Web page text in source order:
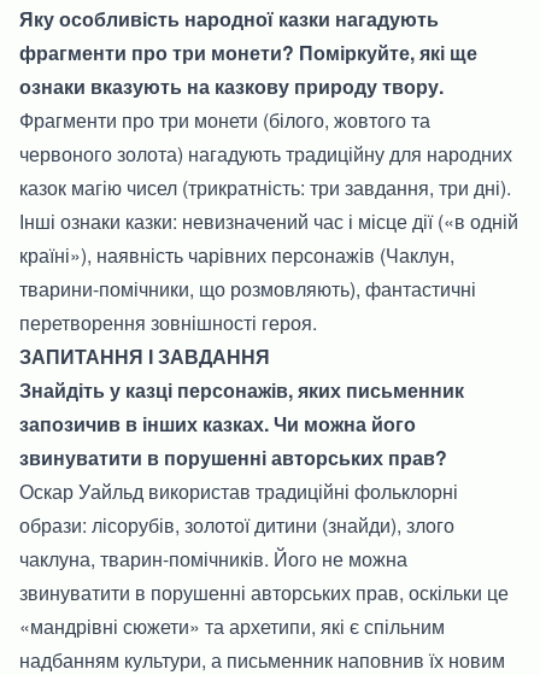
Яку особливість народної казки нагадують
фрагменти про три монети? Поміркуйте, які ще
ознаки вказують на казкову природу твору.
Фрагменти про три монети (білого, жовтого та
червоного золота) нагадують традиційну для народних
казок магію чисел (трикратність: три завдання, три дні).
Інші ознаки казки: невизначений час і місце дії («в одній
країні»), наявність чарівних персонажів (Чаклун,
тварини-помічники, що розмовляють), фантастичні
перетворення зовнішності героя.
ЗАПИТАННЯ І ЗАВДАННЯ
Знайдіть у казці персонажів, яких письменник
запозичив в інших казках. Чи можна його
звинуватити в порушенні авторських прав?
Оскар Уайльд використав традиційні фольклорні
образи: лісорубів, золотої дитини (знайди), злого
чаклуна, тварин-помічників. Його не можна
звинуватити в порушенні авторських прав, оскільки це
«мандрівні сюжети» та архетипи, які є спільним
надбанням культури, а письменник наповнив їх новим